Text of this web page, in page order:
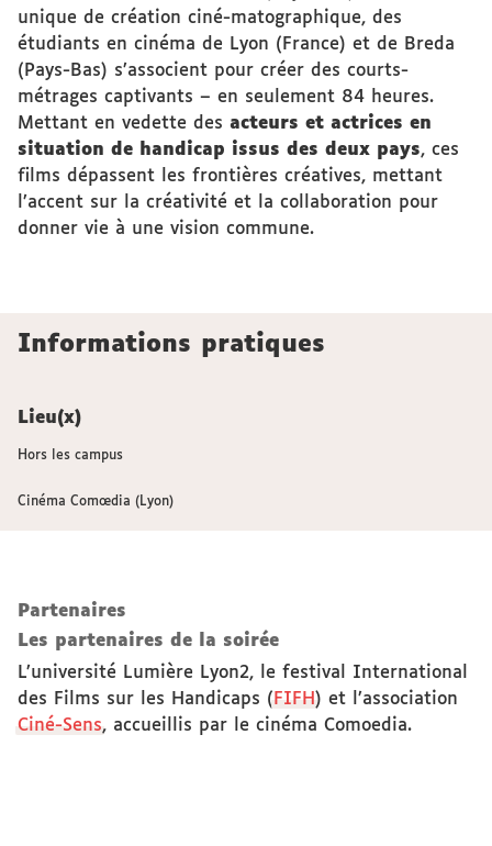
unique de création ciné-matographique, des
étudiants en cinéma de Lyon (France) et de Breda
(Pays-Bas) s’associent pour créer des courts-
métrages captivants – en seulement 84 heures.
Mettant en vedette des acteurs et actrices en
situation de handicap issus des deux pays, ces
films dépassent les frontières créatives, mettant
l’accent sur la créativité et la collaboration pour
donner vie à une vision commune.
Informations pratiques
Lieu(x)
Hors les campus
Cinéma Comœdia (Lyon)
Partenaires
Les partenaires de la soirée
L’université Lumière Lyon2, le festival International
des Films sur les Handicaps ( FIFH ) et l’association
Ciné-Sens, accueillis par le cinéma Comoedia.